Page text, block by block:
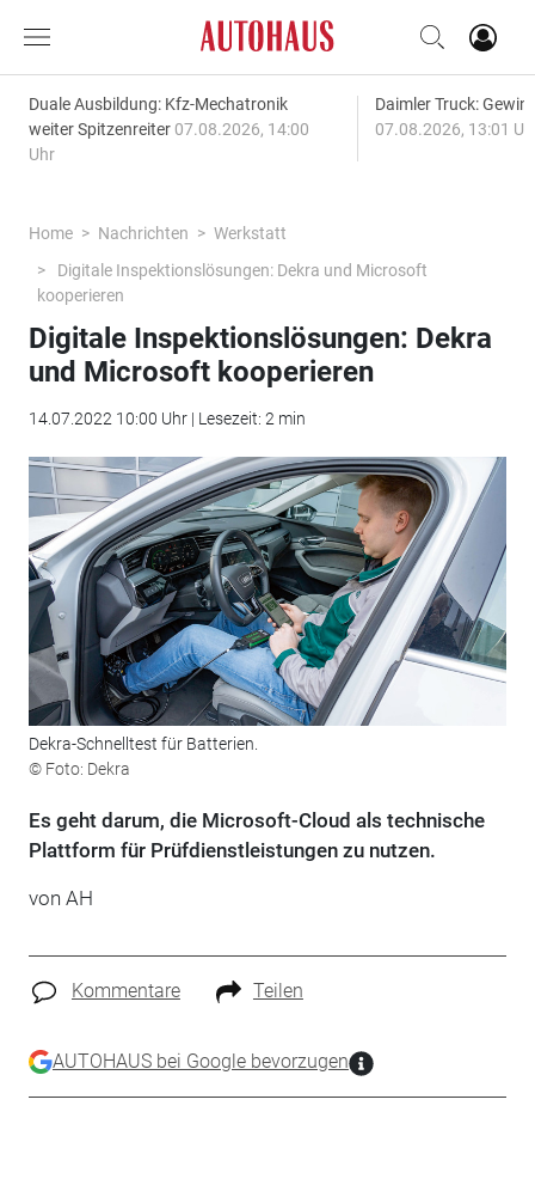
Duale Ausbildung: Kfz-Mechatronik
weiter Spitzenreiter 07.08.2026, 14:00
Uhr
Daimler Truck:
07.08.2026, 13:01
Home Nachrichten
Werkstatt
Digitale Inspektionslösungen: Dekra und Microsoft
kooperieren
Digitale Inspektionslösungen: Dekra
und Microsoft kooperieren
14.07.2022 10:00 Uhr | Lesezeit: 2 min
Dekra-Schnelltest für Batterien.
© Foto: Dekra
Es geht darum, die Microsoft-Cloud als technische
Plattform für Prüfdienstleistungen zu nutzen.
von AH
Kommentare Teilen
AUTOHAUS bei Google bevorzugen